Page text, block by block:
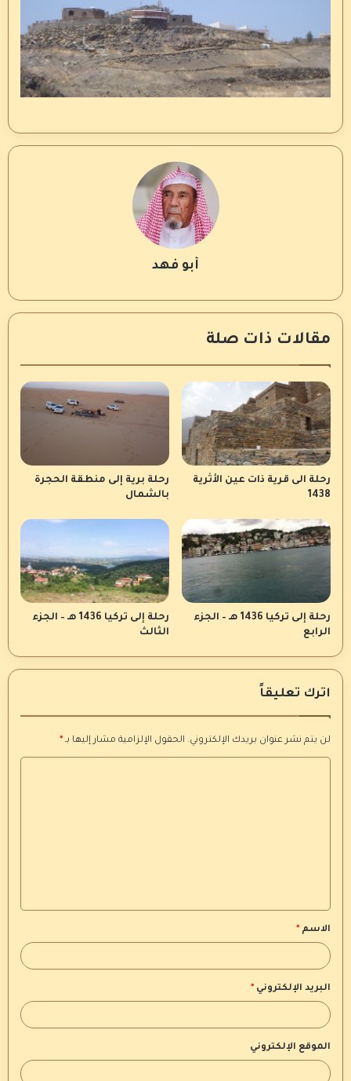
أبو فهد
مقالات ذات صلة
رحلة الى قرية ذات عين الأثرية
1438
رحلة برية إلى منطقة الحجرة
بالشمال
رحلة إلى تركيا 1436 هـ – الجزء
الرابع
رحلة إلى تركيا 1436 هـ – الجزء
الثالث
اترك تعليقاً
لن يتم نشر عنوان بريدك الإلكتروني. الحقول الإلزامية مشار إليها بـ *
ق
*الاسم *
البريد الإلكتروني *
الموقع الإلكتروني